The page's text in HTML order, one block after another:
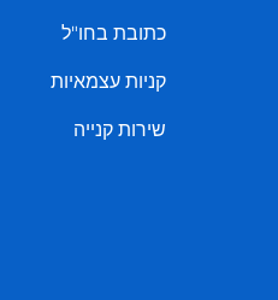
כתובת בחו"ל
קניות עצמאיות
שירות קנייה